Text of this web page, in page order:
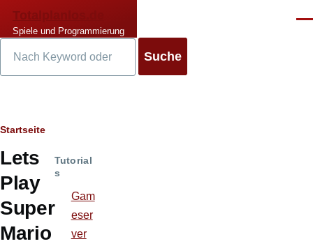
Direkt zum Inhalt
Totalplanlos.de
Spiele und Programmierung
Pfadnavigation
Startseite
Lets
Play
Super
Mario
Tutorial
s
Gam
eser
ver